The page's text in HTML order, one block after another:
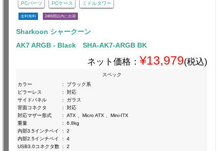
PCパーツ PCケース ミドルタワー
送料無料 24時間以内に出荷
Sharkoon シャークーン
AK7 ARGB - Black SHA-AK7-ARGB BK
ネット価格： ¥13,979(税込)
スペック
カラー
:
ブラック系
ピラーレス
:
対応
サイドパネル
:
ガラス
背面コネクタ
:
対応
対応マザー形式
:
ATX 、Micro ATX 、Mini-ITX
重量
:
6.8kg
内部3.5インチベイ
:
2
内部2.5インチベイ
:
4
USB3.0コネクタ数 :
2